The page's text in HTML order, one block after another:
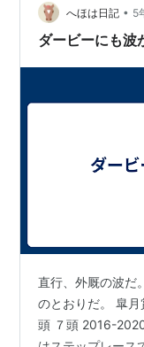
12R ⑪グロンディ
へほは日記 • 5
ダービーにも波
直行、外厩の波だ
のとおりだ。 皐
頭 ７頭 2016-